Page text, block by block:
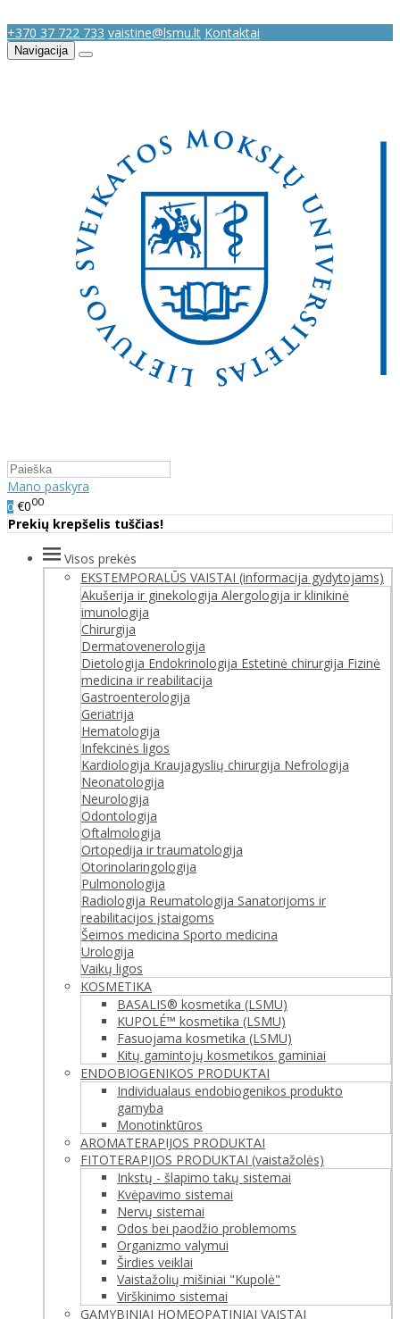
+370 37 722 733 vaistine@lsmu.lt Kontaktai
Navigacija
Mano paskyra
0 €000
Prekių krepšelis tuščias!
Visos prekės
EKSTEMPORALŪS VAISTAI (informacija gydytojams)
Akušerija ir ginekologija Alergologija ir klinikinė
imunologija
Chirurgija
Dermatovenerologija
Dietologija Endokrinologija Estetinė chirurgija Fizinė
medicina ir reabilitacija
Gastroenterologija
Geriatrija
Hematologija
Infekcinės ligos
Kardiologija Kraujagyslių chirurgija Nefrologija
Neonatologija
Neurologija
Odontologija
Oftalmologija
Ortopedija ir traumatologija
Otorinolaringologija
Pulmonologija
Radiologija Reumatologija Sanatorijoms ir
reabilitacijos įstaigoms
Šeimos medicina Sporto medicina
Urologija
Vaikų ligos
KOSMETIKA
BASALIS® kosmetika (LSMU)
KUPOLÉ™ kosmetika (LSMU)
Fasuojama kosmetika (LSMU)
Kitų gamintojų kosmetikos gaminiai
ENDOBIOGENIKOS PRODUKTAI
Individualaus endobiogenikos produkto
gamyba
Monotinktūros
AROMATERAPIJOS PRODUKTAI
FITOTERAPIJOS PRODUKTAI (vaistažolės)
Inkstų - šlapimo takų sistemai
Kvėpavimo sistemai
Nervų sistemai
Odos bei paodžio problemoms
Organizmo valymui
Širdies veiklai
Vaistažolių mišiniai "Kupolė"
Virškinimo sistemai
GAMYBINIAI HOMEOPATINIAI VAISTAI